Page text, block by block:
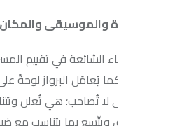
والموسيقى والمكان: ثالوثٌ
الشائعة في تقييم المسرح الفكري
يُعامَل البرواز لوحةً على الجدار.
تُصاحب؛ هي تُعلن وتتناقض وتُعيد
ويتّسع بما يتناسب مع ضيق الروح